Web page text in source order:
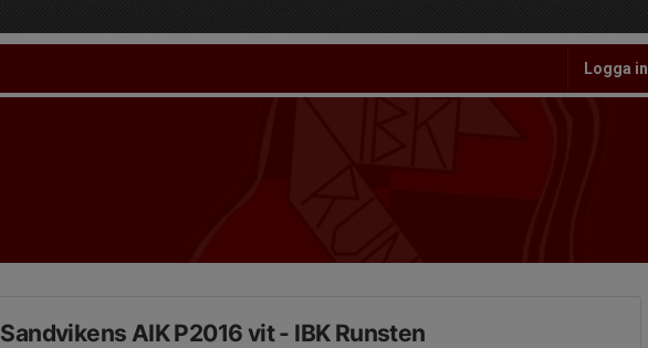
Logga in
Sandvikens AIK P2016 vit - IBK Runsten